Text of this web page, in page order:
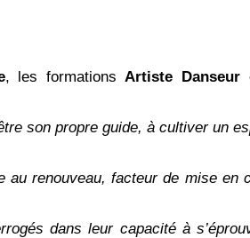
, les formationsArtiste Danseur
son propre guide, à cultiver un
renouveau, facteur de mise en
dans leur capacité à